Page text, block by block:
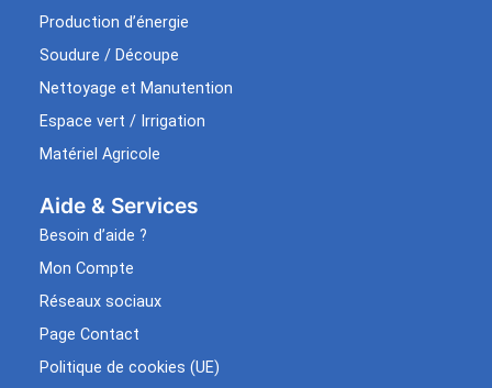
Production d’énergie
Soudure / Découpe
Nettoyage et Manutention
Espace vert / Irrigation
Matériel Agricole
Aide & Services​
Besoin d’aide ?
Mon Compte
Réseaux sociaux
Page Contact
Politique de cookies (UE)